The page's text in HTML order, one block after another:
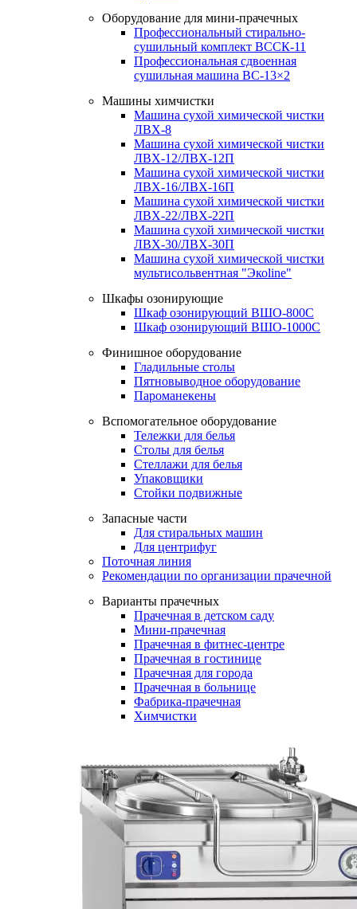
Оборудование для мини-прачечных
Профессиональный стирально-
сушильный комплект ВССК-11
Профессиональная сдвоенная
сушильная машина ВС-13×2
Машины химчистки
Машина сухой химической чистки
ЛВХ-8
Машина сухой химической чистки
ЛВХ-12/ЛВХ-12П
Машина сухой химической чистки
ЛВХ-16/ЛВХ-16П
Машина сухой химической чистки
ЛВХ-22/ЛВХ-22П
Машина сухой химической чистки
ЛВХ-30/ЛВХ-30П
Машина сухой химической чистки
мультисольвентная "Экоline"
Шкафы озонирующие
Шкаф озонирующий ВШО-800С
Шкаф озонирующий ВШО-1000С
Финишное оборудование
Гладильные столы
Пятновыводное оборудование
Пароманекены
Вспомогательное оборудование
Тележки для белья
Столы для белья
Стеллажи для белья
Упаковщики
Стойки подвижные
Запасные части
Для стиральных машин
Для центрифуг
Поточная линия
Рекомендации по организации прачечной
Варианты прачечных
Прачечная в детском саду
Мини-прачечная
Прачечная в фитнес-центре
Прачечная в гостинице
Прачечная для города
Прачечная в больнице
Фабрика-прачечная
Химчистки